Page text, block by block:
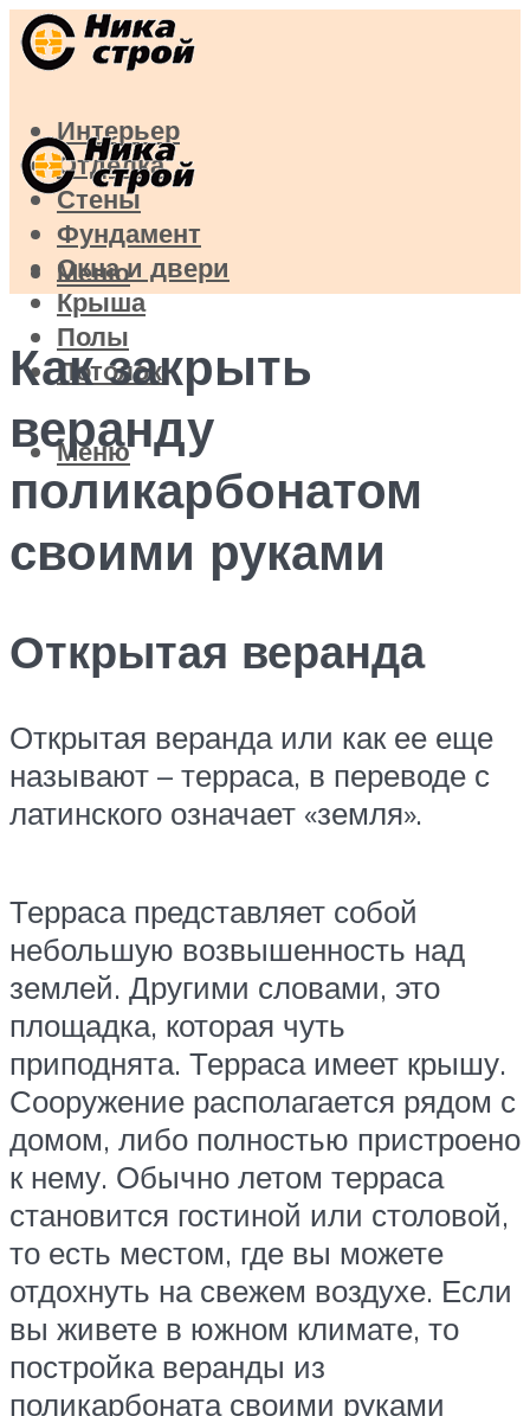
Интерьер
Отделка
Стены
Фундамент
Окна и двери
Крыша
Полы
Потолок
Меню
Меню
Как закрыть
веранду
поликарбонатом
своими руками
Открытая веранда
Открытая веранда или как ее еще
называют – терраса, в переводе с
латинского означает «земля».
Терраса представляет собой
небольшую возвышенность над
землей. Другими словами, это
площадка, которая чуть
приподнята. Терраса имеет крышу.
Сооружение располагается рядом с
домом, либо полностью пристроено
к нему. Обычно летом терраса
становится гостиной или столовой,
то есть местом, где вы можете
отдохнуть на свежем воздухе. Если
вы живете в южном климате, то
постройка веранды из
поликарбоната своими руками